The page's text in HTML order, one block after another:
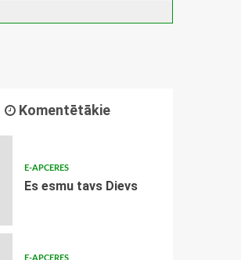
Komentētākie
E-APCERES
Es esmu tavs Dievs
E-APCERES